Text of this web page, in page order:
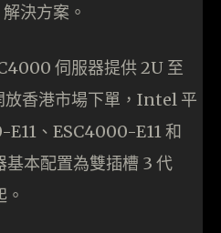
決方案。
伺服器提供 2U 至
放香港市場下單，Intel 平
E11、ESC4000-E11 和
本配置為雙插槽 3 代